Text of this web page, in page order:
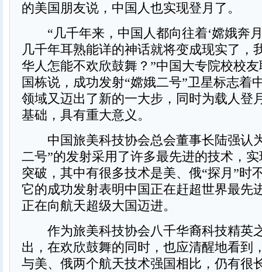
的美国朋友说，中国人也实现登月了。
“几千年来，中国人都向往着‘嫦娥奔月
几千年耳熟能详的神话就将变成现实了，
华人怎能不欢欣鼓舞？”中国大专院校校
国栋说，成功发射“嫦娥二号”卫星标志着
领域又迈出了新的一大步，同时为载人登
基础，具有重大意义。
中国旅美科技协会总会董事长陆强认
二号”的发射采用了许多最先进的技术，
突破，其中有很多技术是美、俄“探月”时
它的成功发射表明中国正在赶超世界最先
正在向航天超级大国迈进。
作为旅美科技协会八千华裔科技精英
出，在欢欣鼓舞的同时，也应清醒地看到
与美、俄两个航天技术强国相比，仍有很